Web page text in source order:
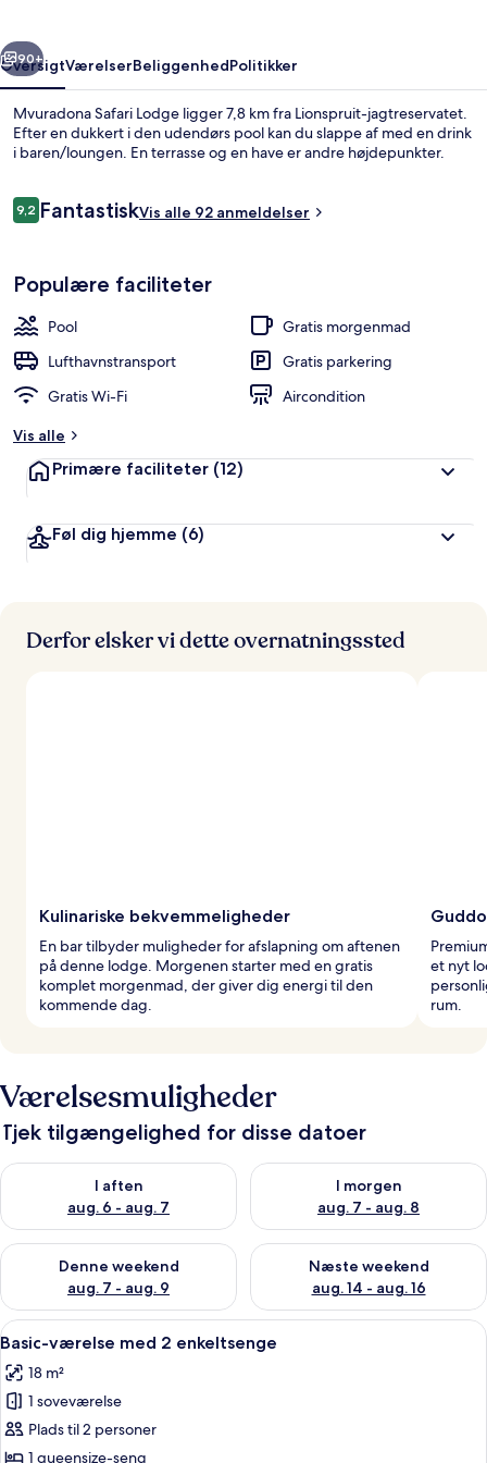
Næste
90+
OversigtVærelserBeliggenhedPolitikker
Mvuradona Safari Lodge ligger 7,8 km fra Lionspruit-jagtreservatet.
Efter en dukkert i den udendørs pool kan du slappe af med en drink
i baren/loungen. En terrasse og en have er andre højdepunkter.
Anmeldelser
9,29,2 ud af 10.
FantastiskVis alle 92 anmeldelser
Populære faciliteter
Pool
Gratis morgenmad
Lufthavnstransport
Gratis parkering
Gratis Wi-Fi
Aircondition
Vis alle
Primære faciliteter (12)
Føl dig hjemme (6)
Derfor elsker vi dette overnatningssted
Kulinariske bekvemmeligheder
En bar tilbyder muligheder for afslapning om aftenen
på denne lodge. Morgenen starter med en gratis
komplet morgenmad, der giver dig energi til den
kommende dag.
et nyt
rum.
Værelsesmuligheder
Tjek tilgængelighed for disse datoer
I aften
aug. 6 - aug. 7
Tjek tilgængelighed for i aften aug. 6 - aug. 7
I morgen
aug. 7 - aug. 8
Tjek tilgængelighed for i
Denne weekend
aug. 7 - aug. 9
Tjek tilgængelighed for denne weekend aug. 7 - aug. 9
Næste weekend
aug. 14 - aug. 16
Tjek tilgængelighed for næste
Indlæs
alle
billeder
af
Basic-
værelse
Et soveværelse med en stor seng,
6
Basic-værelse med 2 enkeltsenge
18 m²
1 soveværelse
Plads til 2 personer
1 queensize-seng